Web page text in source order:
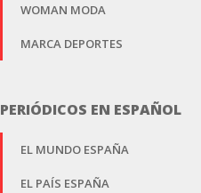
WOMAN MODA
MARCA DEPORTES
PERIÓDICOS EN ESPAÑOL
EL MUNDO ESPAÑA
EL PAÍS ESPAÑA